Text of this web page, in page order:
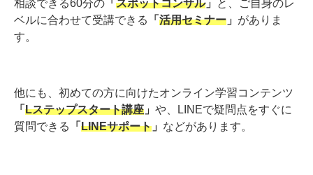
相談できる60分の 「スポットコンサル」
と、ご自身のレ
ベルに合わせて受講できる
「活用セミナー 」 がありま
す。
他にも、初めての方に向けたオンライン学習コンテンツ
「Lステップスタート講座 」 や、LINEで疑問点をすぐに
質問できる
「LINEサポート 」 などがあります。